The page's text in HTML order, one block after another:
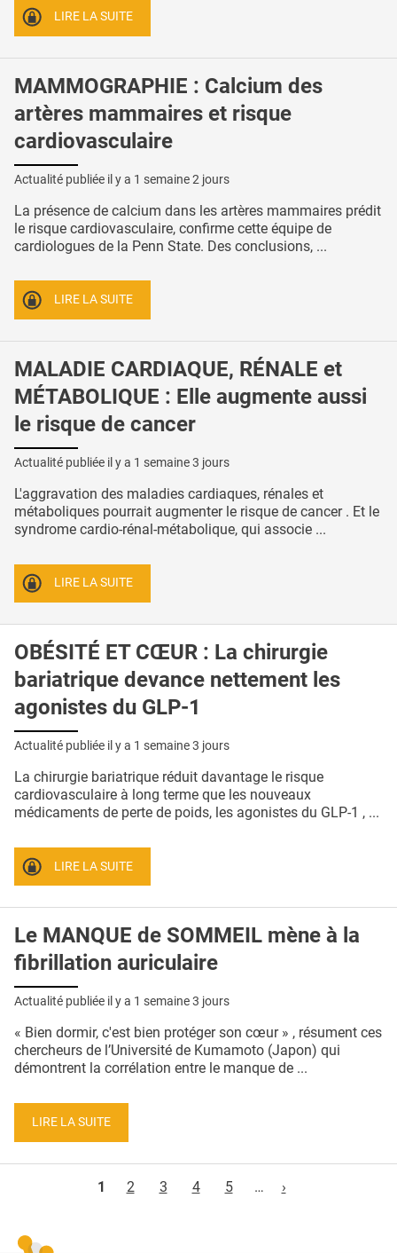
LIRE LA SUITE
MAMMOGRAPHIE : Calcium des
artères mammaires et risque
cardiovasculaire
Actualité publiée il y a 1 semaine 2 jours
La présence de calcium dans les artères mammaires prédit
le risque cardiovasculaire, confirme cette équipe de
cardiologues de la Penn State. Des conclusions, ...
LIRE LA SUITE
MALADIE CARDIAQUE, RÉNALE et
MÉTABOLIQUE : Elle augmente aussi
le risque de cancer
Actualité publiée il y a 1 semaine 3 jours
L'aggravation des maladies cardiaques, rénales et
métaboliques pourrait augmenter le risque de cancer . Et le
syndrome cardio-rénal-métabolique, qui associe ...
LIRE LA SUITE
OBÉSITÉ ET CŒUR : La chirurgie
bariatrique devance nettement les
agonistes du GLP-1
Actualité publiée il y a 1 semaine 3 jours
La chirurgie bariatrique réduit davantage le risque
cardiovasculaire à long terme que les nouveaux
médicaments de perte de poids, les agonistes du GLP-1 , ...
LIRE LA SUITE
Le MANQUE de SOMMEIL mène à la
fibrillation auriculaire
Actualité publiée il y a 1 semaine 3 jours
« Bien dormir, c'est bien protéger son cœur » , résument ces
chercheurs de l’Université de Kumamoto (Japon) qui
démontrent la corrélation entre le manque de ...
LIRE LA SUITE
1
2 3 4 5 … ›